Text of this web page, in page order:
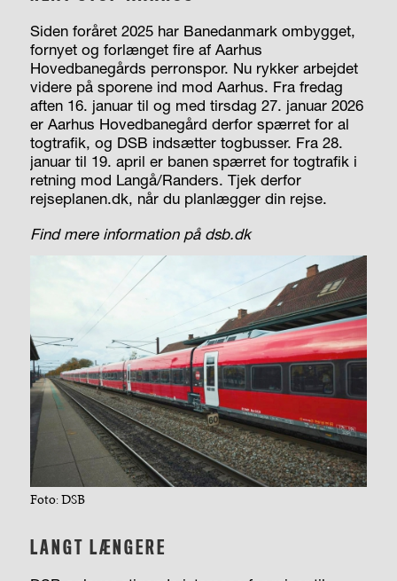
Siden foråret 2025 har Banedanmark ombygget,
fornyet og forlænget fire af Aarhus
Hovedbanegårds perronspor. Nu rykker arbejdet
videre på sporene ind mod Aarhus. Fra fredag
aften 16. januar til og med tirsdag 27. januar 2026
er Aarhus Hovedbanegård derfor spærret for al
togtrafik, og DSB indsætter togbusser. Fra 28.
januar til 19. april er banen spærret for togtrafik i
retning mod Langå/Randers. Tjek derfor
rejseplanen.dk, når du planlægger din rejse.
Find mere information på dsb.dk
Foto: DSB
LANGT LÆNGERE